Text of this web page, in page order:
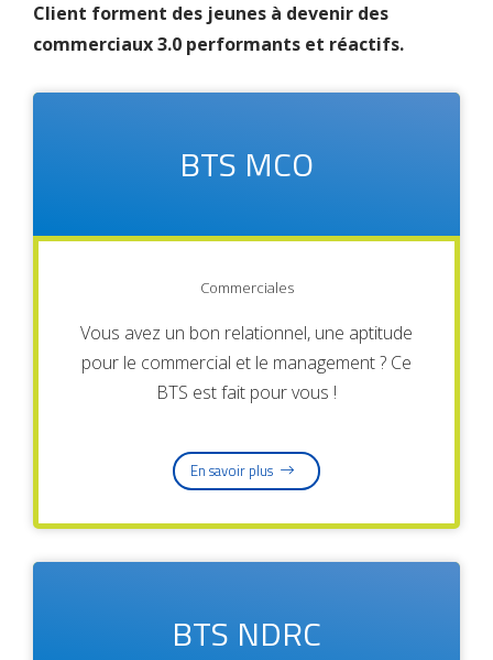
Client forment des jeunes à devenir des
commerciaux 3.0 performants et réactifs.
BTS MCO​
Commerciales
Vous avez un bon relationnel, une aptitude
pour le commercial et le management ? Ce
BTS est fait pour vous !
En savoir plus
BTS NDRC